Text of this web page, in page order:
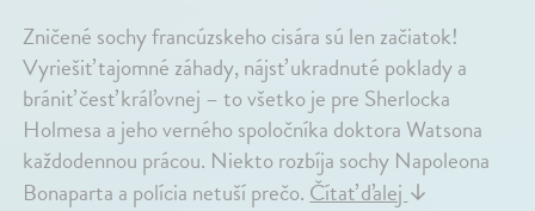
Zničené sochy francúzskeho cisára sú len začiatok!
Vyriešiť tajomné záhady, nájsť ukradnuté poklady a
brániť česť kráľovnej – to všetko je pre Sherlocka
Holmesa a jeho verného spoločníka doktora Watsona
každodennou prácou. Niekto rozbíja sochy Napoleona
Bonaparta a polícia netuší prečo. Čítať ďalej ↓